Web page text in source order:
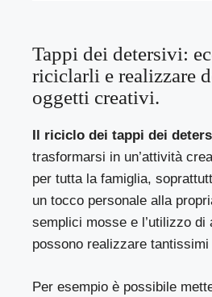
Tappi dei detersivi:
riciclarli e realizzare
oggetti creativi.
Il riciclo dei tappi dei
trasformarsi in un’attività
per tutta la famiglia,
un tocco personale alla
semplici mosse e l’utilizzo di
possono realizzare
Per esempio è possibile